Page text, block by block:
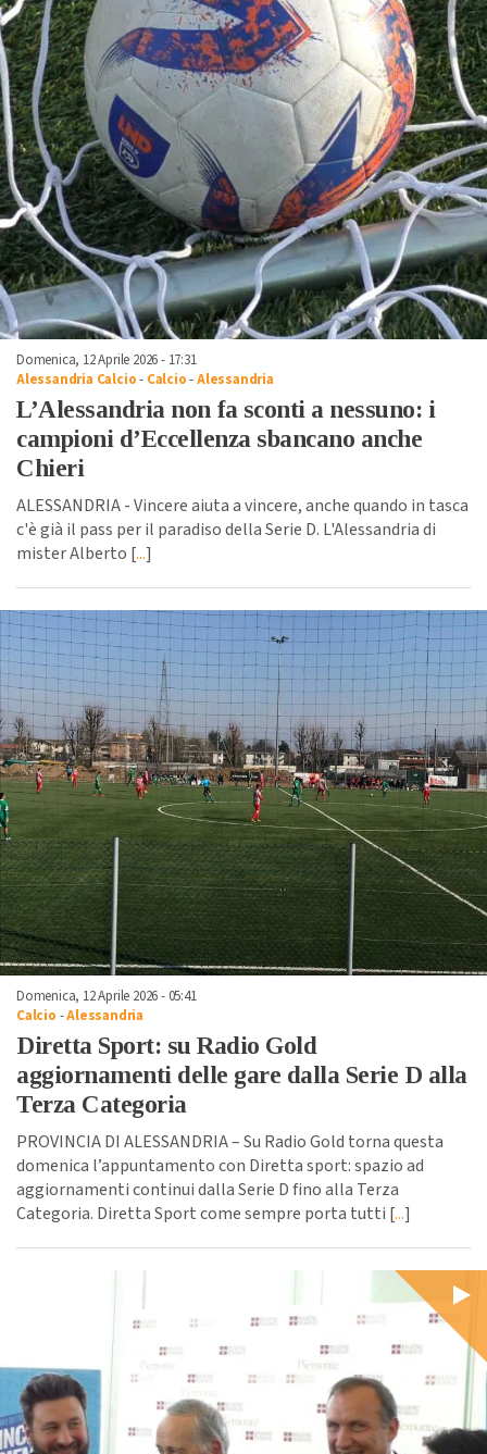
Domenica, 12 Aprile 2026 - 17:31
Alessandria Calcio- Calcio-Alessandria
L’Alessandria non fa sconti a nessuno: i
campioni d’Eccellenza sbancano anche
Chieri
ALESSANDRIA - Vincere aiuta a vincere, anche quando in tasca
c'è già il pass per il paradiso della Serie D. L'Alessandria di
mister Alberto [...]
Domenica, 12 Aprile 2026 - 05:41
Calcio -Alessandria
Diretta Sport: su Radio Gold
aggiornamenti delle gare dalla Serie D alla
Terza Categoria
PROVINCIA DI ALESSANDRIA – Su Radio Gold torna questa
domenica l’appuntamento con Diretta sport: spazio ad
aggiornamenti continui dalla Serie D fino alla Terza
Categoria. Diretta Sport come sempre porta tutti [...]